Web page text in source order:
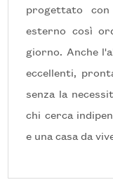
progettato
esterno così
giorno. Anche
eccellenti,
senza la
chi cerca
e una casa da
multiscelta
Giardino
Posto auto/Box